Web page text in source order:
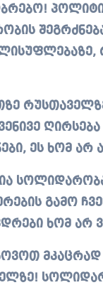
ეს ხომ
გამო
ხომ არ
მკაცრად